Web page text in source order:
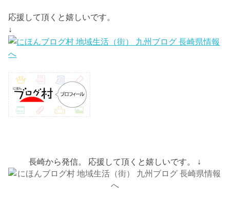
応援して頂くと嬉しいです。
↓
長崎から発信。 応援して頂くと嬉しいです。 ↓